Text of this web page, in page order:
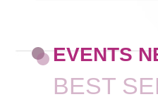
EVENTS
BEST